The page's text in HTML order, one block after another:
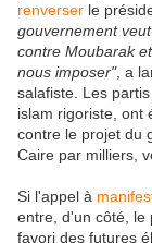
renverser le
gouvernement
contre Moubarak
nous imposer", a
salafiste. Les
islam rigoriste, ont
contre le projet du
Caire par milliers,
Si l'appel à
entre, d'un côté, le
favori des futures